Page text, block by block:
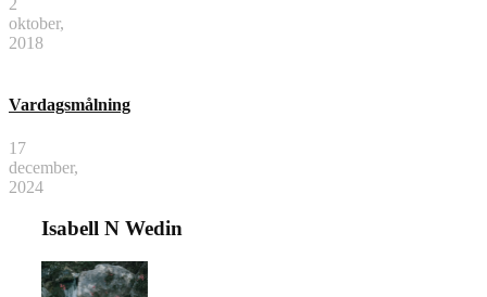
2
oktober,
2018
Vardagsmålning
17
december,
2024
Isabell N Wedin